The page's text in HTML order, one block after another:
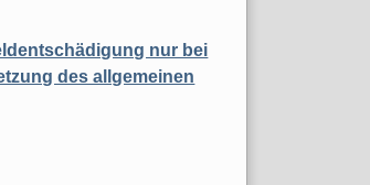
nur bei
des allgemeinen